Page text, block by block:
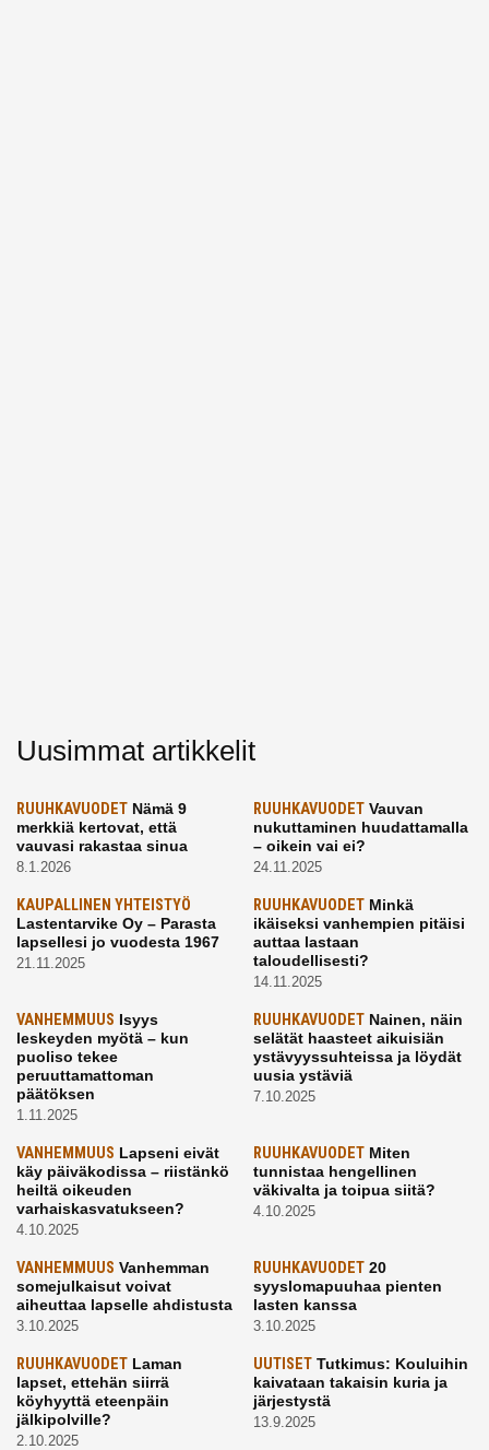
Uusimmat artikkelit
RUUHKAVUODET Nämä 9
merkkiä kertovat, että
vauvasi rakastaa sinua
8.1.2026
RUUHKAVUODETVauvan
nukuttaminen huudattamalla
– oikein vai ei?
24.11.2025
KAUPALLINEN YHTEISTYÖ
Lastentarvike Oy – Parasta
lapsellesi jo vuodesta 1967
21.11.2025
RUUHKAVUODETMinkä
ikäiseksi vanhempien pitäisi
auttaa lastaan
taloudellisesti?
14.11.2025
VANHEMMUUS Isyys
leskeyden myötä – kun
puoliso tekee
peruuttamattoman
päätöksen
1.11.2025
RUUHKAVUODETNainen, näin
selätät haasteet aikuisiän
ystävyyssuhteissa ja löydät
uusia ystäviä
7.10.2025
VANHEMMUUS Lapseni eivät
käy päiväkodissa – riistänkö
heiltä oikeuden
varhaiskasvatukseen?
4.10.2025
RUUHKAVUODETMiten
tunnistaa hengellinen
väkivalta ja toipua siitä?
4.10.2025
VANHEMMUUS Vanhemman
somejulkaisut voivat
aiheuttaa lapselle ahdistusta
3.10.2025
RUUHKAVUODET20
syyslomapuuhaa pienten
lasten kanssa
3.10.2025
RUUHKAVUODET Laman
lapset, ettehän siirrä
köyhyyttä eteenpäin
jälkipolville?
2.10.2025
UUTISETTutkimus: Kouluihin
kaivataan takaisin kuria ja
järjestystä
13.9.2025